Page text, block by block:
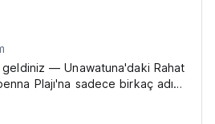
— Unawatuna'daki Rahat
Plajı'na sadece birkaç adım
Hostelleri, sıcak ve rahat bir